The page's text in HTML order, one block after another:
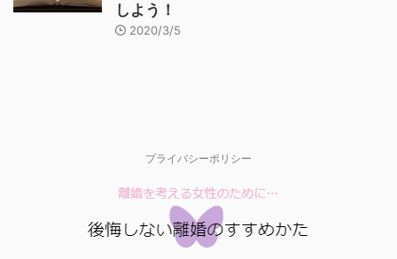
しよう！
2020/3/5
プライバシーポリシー